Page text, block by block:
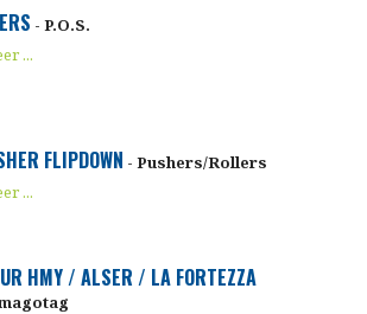
- P.O.S.
...
FLIPDOWN - Pushers/Rollers
...
HMY / ALSER / LA FORTEZZA